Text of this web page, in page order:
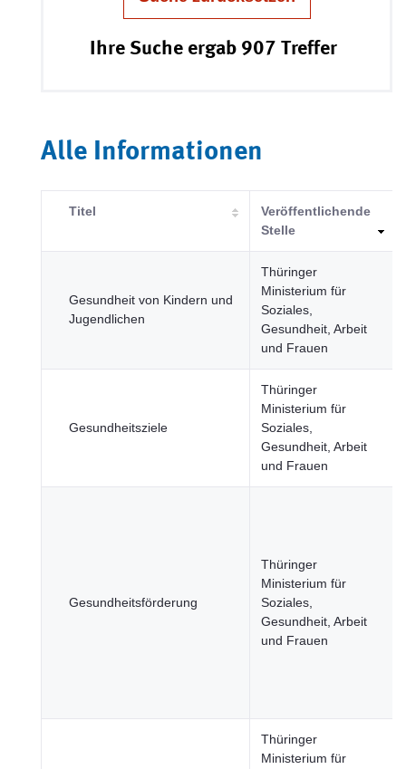
Ihre Suche ergab 907 Treffer
Alle Informationen
Titel
Veröffentlichende
Stelle
Gesundheit von Kindern und
Jugendlichen
Thüringer
Ministerium für
Soziales,
Gesundheit, Arbeit
und Frauen
Gesundheitsziele
Thüringer
Ministerium für
Soziales,
Gesundheit, Arbeit
und Frauen
Gesundheitsförderung
Thüringer
Ministerium für
Soziales,
Gesundheit, Arbeit
und Frauen
Thüringer
Ministerium für